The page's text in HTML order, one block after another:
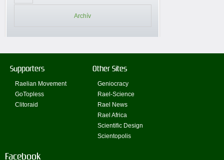
Archív
Supporters
Raelian Movement
GoTopless
Clitoraid
Other Sites
Geniocracy
Rael-Science
Rael News
Rael Africa
Scientific Design
Scientopolis
Facebook